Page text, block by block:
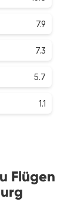
7.9
7.3
5.7
1.1
Flügen